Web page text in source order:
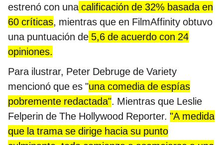
estrenó con una calificación de 32% basada en
60 críticas, mientras que en FilmAffinity obtuvo
una puntuación de 5,6 de acuerdo con 24
opiniones.
Para ilustrar, Peter Debruge de Variety
mencionó que es "una comedia de espías
pobremente redactada". Mientras que Leslie
Felperin de The Hollywood Reporter. "A medida
que la trama se dirige hacia su punto